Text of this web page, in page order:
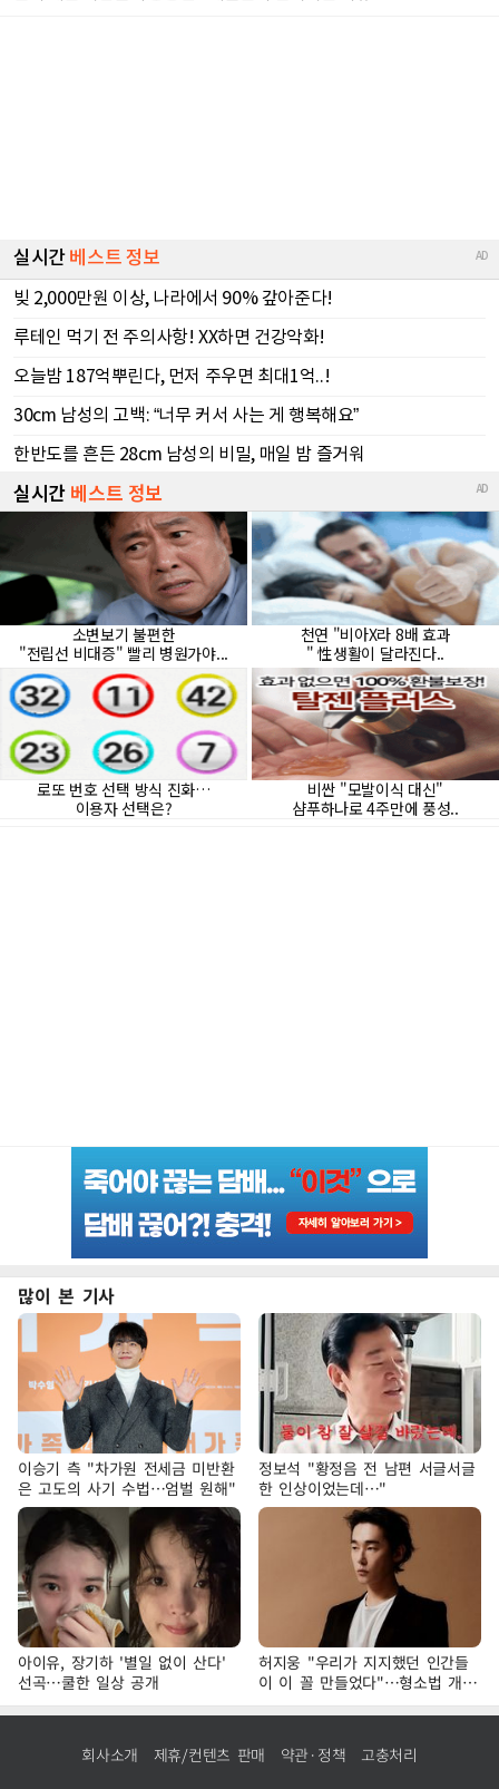
많이 본 기사
이승기 측 "차가원 전세금 미반환
은 고도의 사기 수법…엄벌 원해"
정보석 "황정음 전 남편 서글서글
한 인상이었는데…"
아이유, 장기하 '별일 없이 산다'
선곡…쿨한 일상 공개
허지웅 "우리가 지지했던 인간들
이 이 꼴 만들었다"…형소법 개정
에 격한 반응
회사소개 제휴/컨텐츠 판매 약관·정책 고충처리